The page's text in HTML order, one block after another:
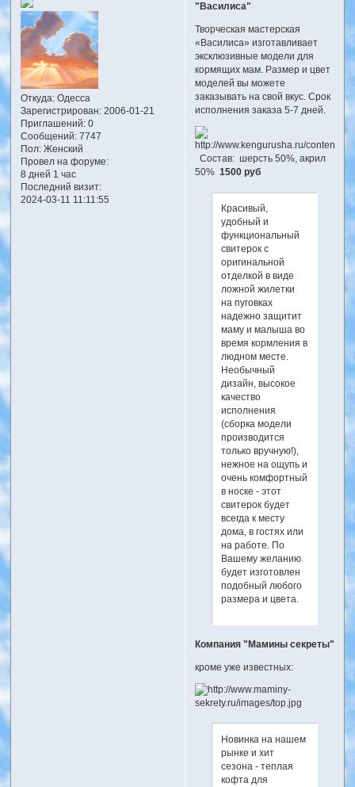
Откуда:Одесса
Зарегистрирован: 2006-01-21
Приглашений:0
Сообщений:7747
Пол:Женский
Провел на форуме:
8 дней 1 час
Последний визит:
2024-03-11 11:11:55
"Василиса"
Творческая мастерская
«Василиса» изготавливает
эксклюзивные модели для
кормящих мам. Размер и цвет
моделей вы можете
заказывать на свой вкус. Срок
исполнения заказа 5-7 дней.
Состав: шерсть 50%, акрил
50% 1500 руб
Красивый,
удобный и
функциональный
свитерок с
оригинальной
отделкой в виде
ложной жилетки
на пуговках
надежно защитит
маму и малыша во
время кормления в
людном месте.
Необычный
дизайн, высокое
качество
исполнения
(сборка модели
производится
только вручную!),
нежное на ощупь и
очень комфортный
в носке - этот
свитерок будет
всегда к месту
дома, в гостях или
на работе. По
Вашему желанию
будет изготовлен
подобный любого
размера и цвета.
Компания "Мамины секреты"
кроме уже известных:
Новинка на нашем
рынке и хит
сезона - теплая
кофта для